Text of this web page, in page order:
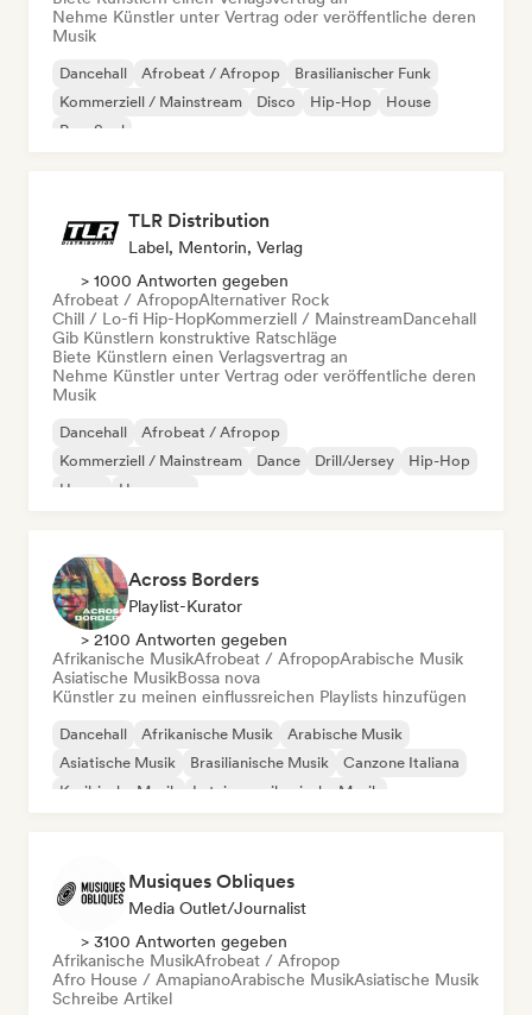
Nehme Künstler unter Vertrag oder veröffentliche deren
Musik
Dancehall Afrobeat / Afropop
Brasilianischer Funk
Kommerziell / Mainstream
Disco Hip-Hop
House
Pop-Soul
TLR Distribution
Label, Mentorin, Verlag
> 1000 Antworten gegeben
Afrobeat / AfropopAlternativer Rock
Chill / Lo-fi Hip-HopKommerziell / MainstreamDancehall
Gib Künstlern konstruktive Ratschläge
Biete Künstlern einen Verlagsvertrag an
Nehme Künstler unter Vertrag oder veröffentliche deren
Musik
Dancehall
Afrobeat / Afropop
Kommerziell / Mainstream
Dance Drill/Jersey
Hip-Hop
House
Hyperpop
Across Borders
Playlist-Kurator
> 2100 Antworten gegeben
Afrikanische MusikAfrobeat / AfropopArabische Musik
Asiatische MusikBossa nova
Künstler zu meinen einflussreichen Playlists hinzufügen
Dancehall Afrikanische Musik
Arabische Musik
Asiatische Musik
Brasilianische Musik
Canzone Italiana
Karibische Musik
Lateinamerikanische Musik
Musiques Obliques
Media Outlet/Journalist
> 3100 Antworten gegeben
Afrikanische MusikAfrobeat / Afropop
Afro House / AmapianoArabische MusikAsiatische Musik
Schreibe Artikel